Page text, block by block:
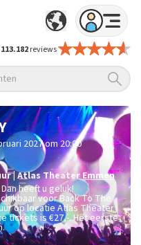
113.182reviews
2027 om 20:00
|Atlas TheaterEmmen
heeft u geluk!
voor Back To The
op locatie Atlas Theater
tickets is€27,-. Het eerste